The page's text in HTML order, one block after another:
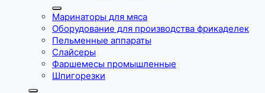
Маринаторы для мяса
Оборудование для производства фрикаделек
Пельменные аппараты
Слайсеры
Фаршемесы промышленные
Шпигорезки